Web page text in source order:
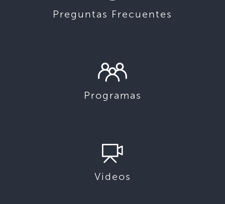
Preguntas Frecuentes
Programas
Videos